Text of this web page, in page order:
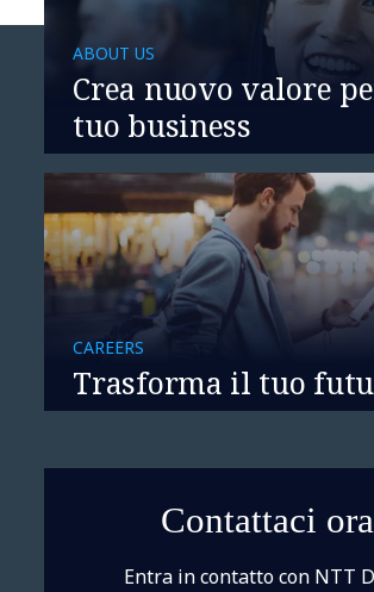
UniCredit: un'evoluzione
coerente per home banking
website
ABOUT US
Crea nuovo valore
tuo business
CAREERS
Trasforma il tuo
Contattaci ora
Entra in contatto con NTT